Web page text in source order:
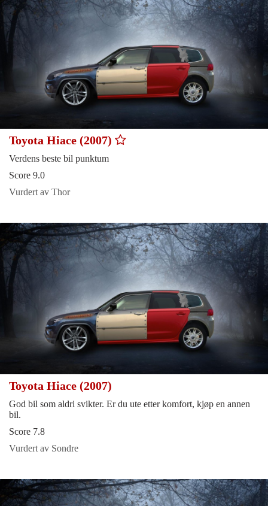
Toyota Hiace (2007)
Verdens beste bil punktum
Score 9.0
Vurdert av Thor
Toyota Hiace (2007)
God bil som aldri svikter. Er du ute etter komfort, kjøp en annen
bil.
Score 7.8
Vurdert av Sondre